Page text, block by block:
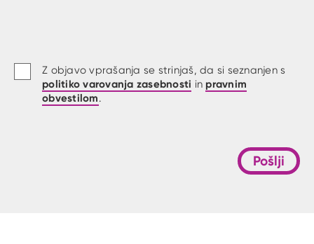
Z objavo vprašanja se strinjaš, da si seznanjen s
politiko varovanja zasebnosti in pravnim
obvestilom.
Pošlji